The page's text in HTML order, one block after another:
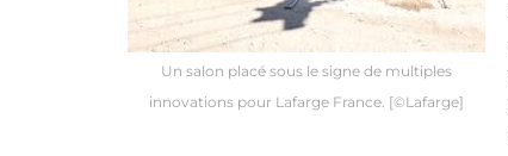
Un salon placé sous le signe de multiples
innovations pour Lafarge France. [©Lafarge]